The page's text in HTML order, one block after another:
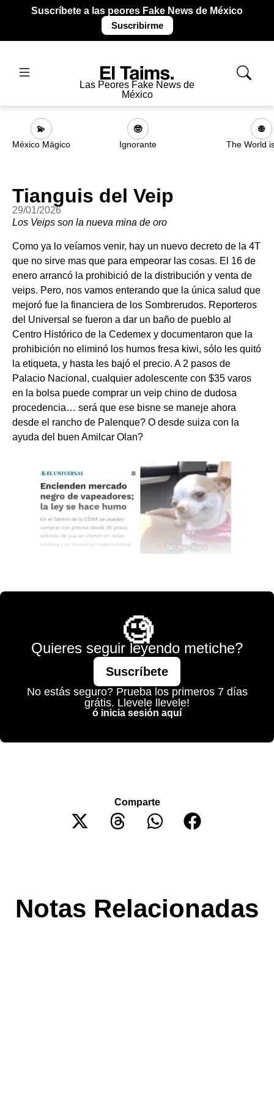
Suscríbete a las peores Fake News de México
Suscribirme
Las Peores Fake News de
México
💫
México Mágico
🤓
Ignorante
🌐
The World
Tianguis del Veip
29/01/2026
Los Veips son la nueva mina de oro
Como ya lo veíamos venir, hay un nuevo decreto de la 4T
que no sirve mas que para empeorar las cosas. El 16 de
enero arrancó la prohibició de la distribución y venta de
veips. Pero, nos vamos enterando que la única salud que
mejoró fue la financiera de los Sombrerudos. Reporteros
del Universal se fueron a dar un baño de pueblo al
Centro Histórico de la Cedemex y documentaron que la
prohibición no eliminó los humos fresa kiwi, sólo les quitó
la etiqueta, y hasta les bajó el precio. A 2 pasos de
Palacio Nacional, cualquier adolescente con $35 varos
en la bolsa puede comprar un veip chino de dudosa
procedencia… será que ese bisne se maneje ahora
desde el rancho de Palenque? O desde suiza con la
ayuda del buen Amilcar Olan?
🧐
Quieres seguir leyendo metiche?
Suscríbete
No estás seguro? Prueba los primeros 7 días
grátis. Llevele llevele!
ó inicia sesión aquí
Comparte
Notas Relacionadas